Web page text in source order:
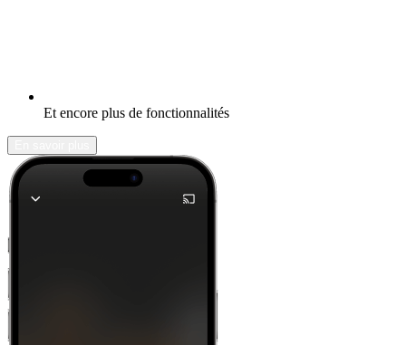
Et encore plus de fonctionnalités